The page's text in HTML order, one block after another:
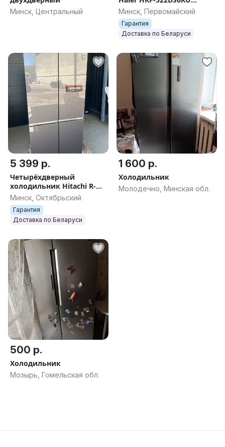
Минск, Центральный
серый серебристый
почти новый
Минск, Первомайский
Гарантия
Доставка по Беларуси
5 399 р.
Четырёхдверный
холодильник Hitachi R-
WB720VUC0GMG
Рассрочка, Гарантия,
Доставка, Самовывоз
Минск, Октябрьский
Гарантия
Доставка по Беларуси
1 600 р.
Холодильник
Молодечно, Минская обл.
500 р.
Холодильник
Мозырь, Гомельская обл.